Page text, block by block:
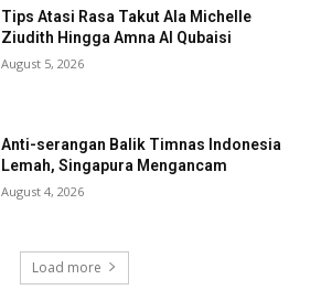
Tips Atasi Rasa Takut Ala Michelle
Ziudith Hingga Amna Al Qubaisi
August 5, 2026
Anti-serangan Balik Timnas Indonesia
Lemah, Singapura Mengancam
August 4, 2026
Load more